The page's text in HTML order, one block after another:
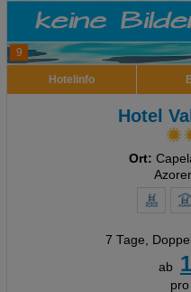
9
Hotelinfo
Hotel
Ort:
7 Tage,
ab